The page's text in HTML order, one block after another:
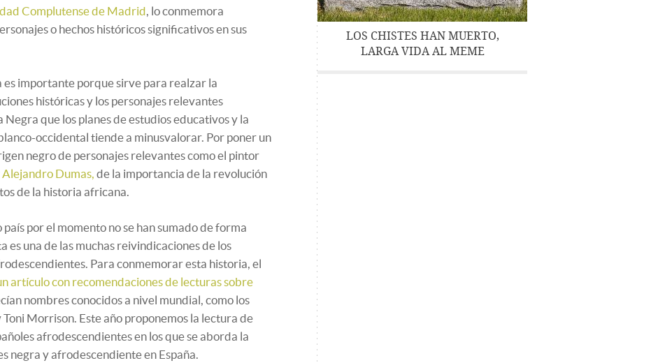
Complutense de Madrid, lo conmemora
o hechos históricos significativos en sus
es importante porque sirve para realzar la
históricas y los personajes relevantes
que los planes de estudios educativos y la
occidental tiende a minusvalorar. Por poner un
negro de personajes relevantes como el pintor
Dumas, de la importancia de la revolución
de la historia africana.
por el momento no se han sumado de forma
es una de las muchas reivindicaciones de los
Para conmemorar esta historia, el
artículo con recomendaciones de lecturas sobre
nombres conocidos a nivel mundial, como los
Morrison. Este año proponemos la lectura de
afrodescendientes en los que se aborda la
negra y afrodescendiente en España.
LOS CHISTES HAN MUERTO,
LARGA VIDA AL MEME